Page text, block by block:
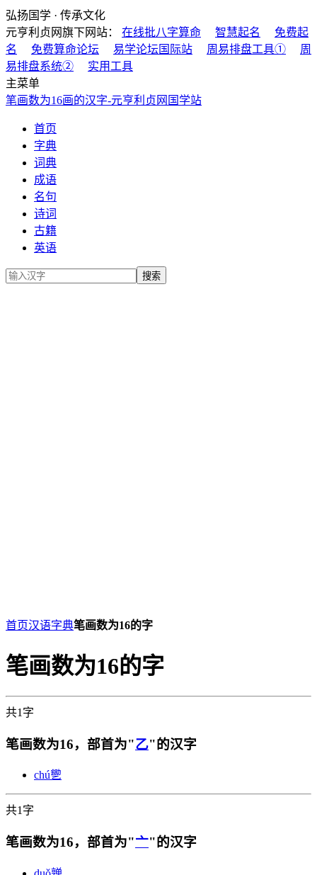
弘扬国学 · 传承文化
元亨利贞网旗下网站： 在线批八字算命 智慧起名
免费起
名
免费算命论坛 易学论坛国际站 周易排盘工具①
周
易排盘系统②
实用工具
主菜单
笔画数为16画的汉字-元亨利贞网国学站
首页
字典
词典
成语
名句
诗词
古籍
英语
首页汉语字典笔画数为16的字
笔画数为16的字
共1字
笔画数为16，部首为"乙"的汉字
chú㐥
共1字
笔画数为16，部首为"亠"的汉字